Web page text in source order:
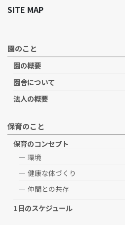
SITE MAP
園のこと
園の概要
園舎について
法人の概要
保育のこと
保育のコンセプト
環境
健康な体づくり
仲間との共存
1日のスケジュール